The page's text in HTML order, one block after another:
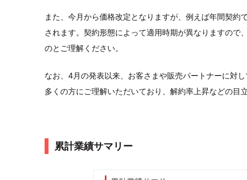
また、今月から価格改定となりますが、例えば年間契約
されます。契約形態によって適用時期が異なりますので
のとご理解ください。
なお、4月の発表以来、お客さまや販売パートナーに対
多くの方にご理解いただいており、解約率上昇などの目
累計業績サマリー